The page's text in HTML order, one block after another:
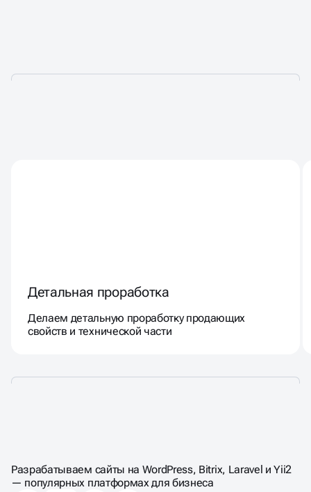
Детальная проработка
Делаем детальную проработку продающих
свойств и технической части
КОМПЛЕКСНЫЙ АУДИТ
Разрабатываем сайты на WordPress, Bitrix, Laravel и Yii2
— популярных платформах для бизнеса